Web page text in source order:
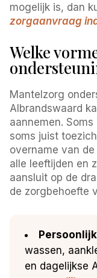
mogelijk is, dan
zorgaanvraag
Welke
Mantelzorg
Albrandswaard
aannemen.
soms juist
overname van
alle leeftijden en
aansluit op de
de zorgbehoefte
wassen,
en dagelijkse